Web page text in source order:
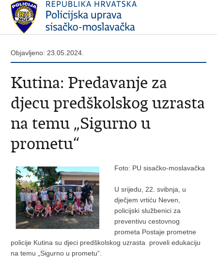
Objavljeno: 23.05.2024.
Kutina: Predavanje za
djecu predškolskog uzrasta
na temu „Sigurno u
prometu“
Foto: PU sisačko-moslavačka
U srijedu, 22. svibnja, u
dječjem vrtiću Neven,
policijski službenici za
preventivu cestovnog
prometa Postaje prometne
policije Kutina su djeci predškolskog uzrasta proveli edukaciju
na temu „Sigurno u prometu“.